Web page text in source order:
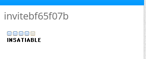
invitebf65f07b